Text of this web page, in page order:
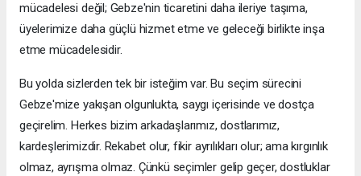
mücadelesi değil; Gebze'nin ticaretini daha ileriye taşıma,
üyelerimize daha güçlü hizmet etme ve geleceği birlikte inşa
etme mücadelesidir.
Bu yolda sizlerden tek bir isteğim var. Bu seçim sürecini
Gebze'mize yakışan olgunlukta, saygı içerisinde ve dostça
geçirelim. Herkes bizim arkadaşlarımız, dostlarımız,
kardeşlerimizdir. Rekabet olur, fikir ayrılıkları olur; ama kırgınlık
olmaz, ayrışma olmaz. Çünkü seçimler gelip geçer, dostluklar